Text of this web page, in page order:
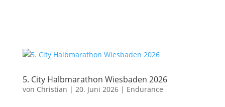
5. City Halbmarathon Wiesbaden 2026
von Christian | 20. Juni 2026| Endurance